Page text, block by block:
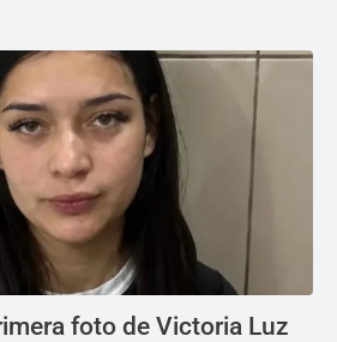
foto de Victoria Luz